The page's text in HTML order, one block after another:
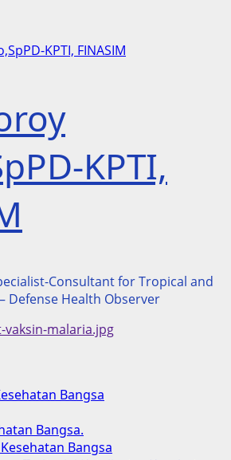
KPTI,
Consultant for Tropical and
Defense Health Observer
Bangsa
Bangsa.
Bangsa